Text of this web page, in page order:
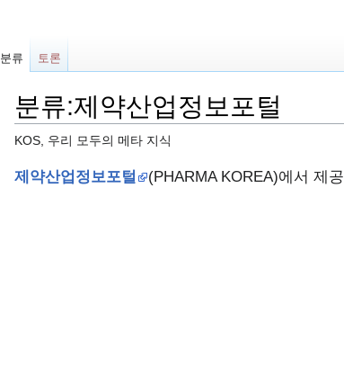
분류:제약산업정보포털
KOS, 우리 모두의 메타 지식
둘
검
제약산업정보포털 (PHARMA KOREA)에서 제
분류 토론